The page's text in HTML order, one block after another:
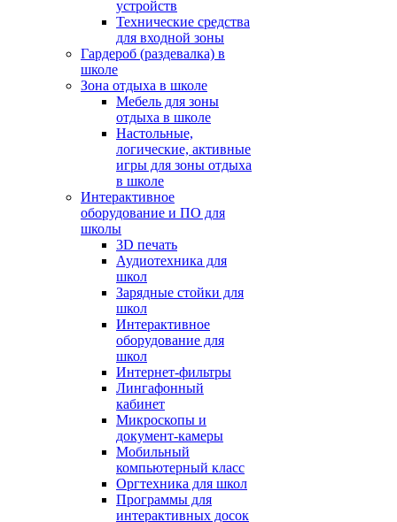
устройств
Технические средства
для входной зоны
Гардероб (раздевалка) в
школе
Зона отдыха в школе
Мебель для зоны
отдыха в школе
Настольные,
логические, активные
игры для зоны отдыха
в школе
Интерактивное
оборудование и ПО для
школы
3D печать
Аудиотехника для
школ
Зарядные стойки для
школ
Интерактивное
оборудование для
школ
Интернет-фильтры
Лингафонный
кабинет
Микроскопы и
документ-камеры
Мобильный
компьютерный класс
Оргтехника для школ
Программы для
интерактивных досок